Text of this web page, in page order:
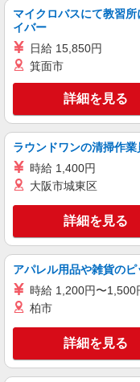
派遣社員
株式会社テクノ・サービ
滋
キープ
派遣社員
株式会社テクノ・サービ
時
滋
キープ
派遣社員
株式会社テクノ・サービ
マグ
時
マイクロバスにて教習
イバー
日給 15,850円
箕面市
詳細を見る
ラウンドワンの清掃作業
時給 1,400円
大阪市城東区
詳細を見る
アパレル用品や雑貨の
時給 1,200円〜1,500
柏市
詳細を見る